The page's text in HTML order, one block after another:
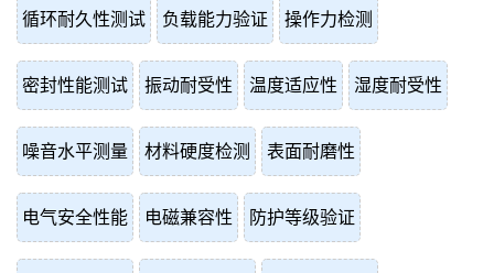
循环耐久性测试 负载能力验证 操作力检测
密封性能测试 振动耐受性 温度适应性 湿度耐受性
噪音水平测量 材料硬度检测 表面耐磨性
电气安全性能 电磁兼容性 防护等级验证